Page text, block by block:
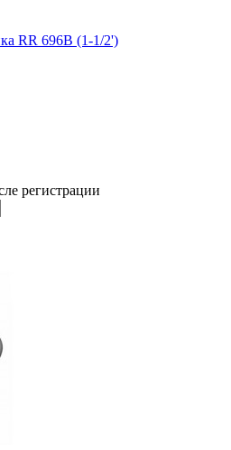
RR 696B (1-1/2')
регистрации